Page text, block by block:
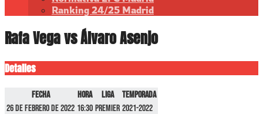
Ranking 24/25 Madrid
Rafa Vega vs Álvaro Asenjo
Detalles
Fecha Hora Liga
Temporada
26 de febrero de 2022 16:30 Premier 2021-2022